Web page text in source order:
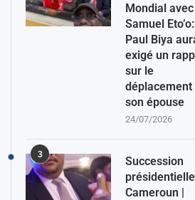
Mondial avec
Samuel Eto’o:
Paul Biya
exigé un
sur le
déplacement
son épouse
24/07/2026
3
Succession
Cameroun |